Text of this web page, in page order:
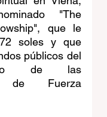
"The
que le
soles y que
públicos del
de las
de Fuerza